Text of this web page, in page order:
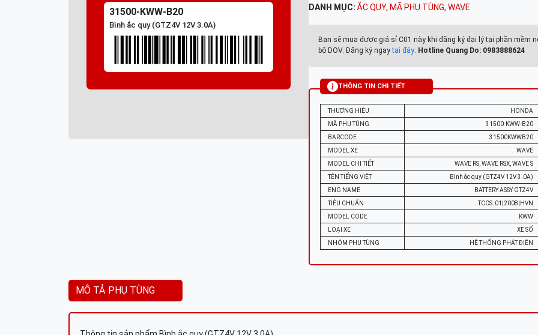
31500-KWW-B20
Bình ắc quy (GTZ4V 12V 3.0A)
DANH MỤC: ẮC QUY, MÃ PHỤ TÙNG, WAVE
Bạn sẽ mua được giá sỉ C01 này khi đăng ký đại lý tại phần mềm
bộ DOV. Đăng ký ngaytại đây. Hotline Quang Do: 0983888624
THÔNG TIN CHI TIẾT
THƯƠNG HIỆU
HONDA
MÃ PHỤ TÙNG
31500-KWW-B20
BARCODE
31500KWWB20
MODEL XE
WAVE
MODEL CHI TIẾT
WAVE RS, WAVE RSX, WAVE S
TÊN TIẾNG VIỆT
Bình ắc quy (GTZ4V 12V 3.0A)
ENG NAME
BATTERY ASSY GTZ4V
TIÊU CHUẨN
TCCS: 01|2008|HVN
MODEL CODE
KWW
LOẠI XE
XE SỐ
NHÓM PHỤ TÙNG
HỆ THỐNG PHÁT ĐIỆN
MÔ TẢ PHỤ TÙNG